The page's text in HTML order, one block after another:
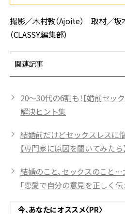
撮影／木村敦（Ajoite） 取材／
（CLASSY.編集部）
関連記事
20〜30代の6割も！【婚前セッ
解決ヒント集
結婚前だけどセックスレスに
【専門家に原因を聞いてみたら
結婚のこと、セックスのこと
「恋愛で自分の意見を正しく伝
今、あなたにオススメ〈PR〉